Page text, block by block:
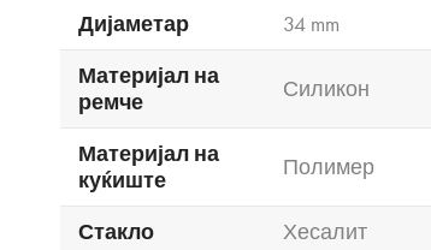
Дијаметар
34 mm
Материјал на
ремче
Силикон
Материјал на
куќиште
Полимер
Стакло
Хесалит